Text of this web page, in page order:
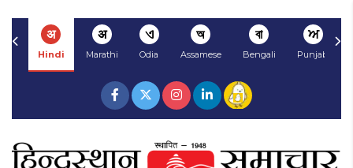
अ
Hindi
अ
Marathi
ଏ
Odia
অ
Assamese
বা
Bengali
ਅ
Punjabi